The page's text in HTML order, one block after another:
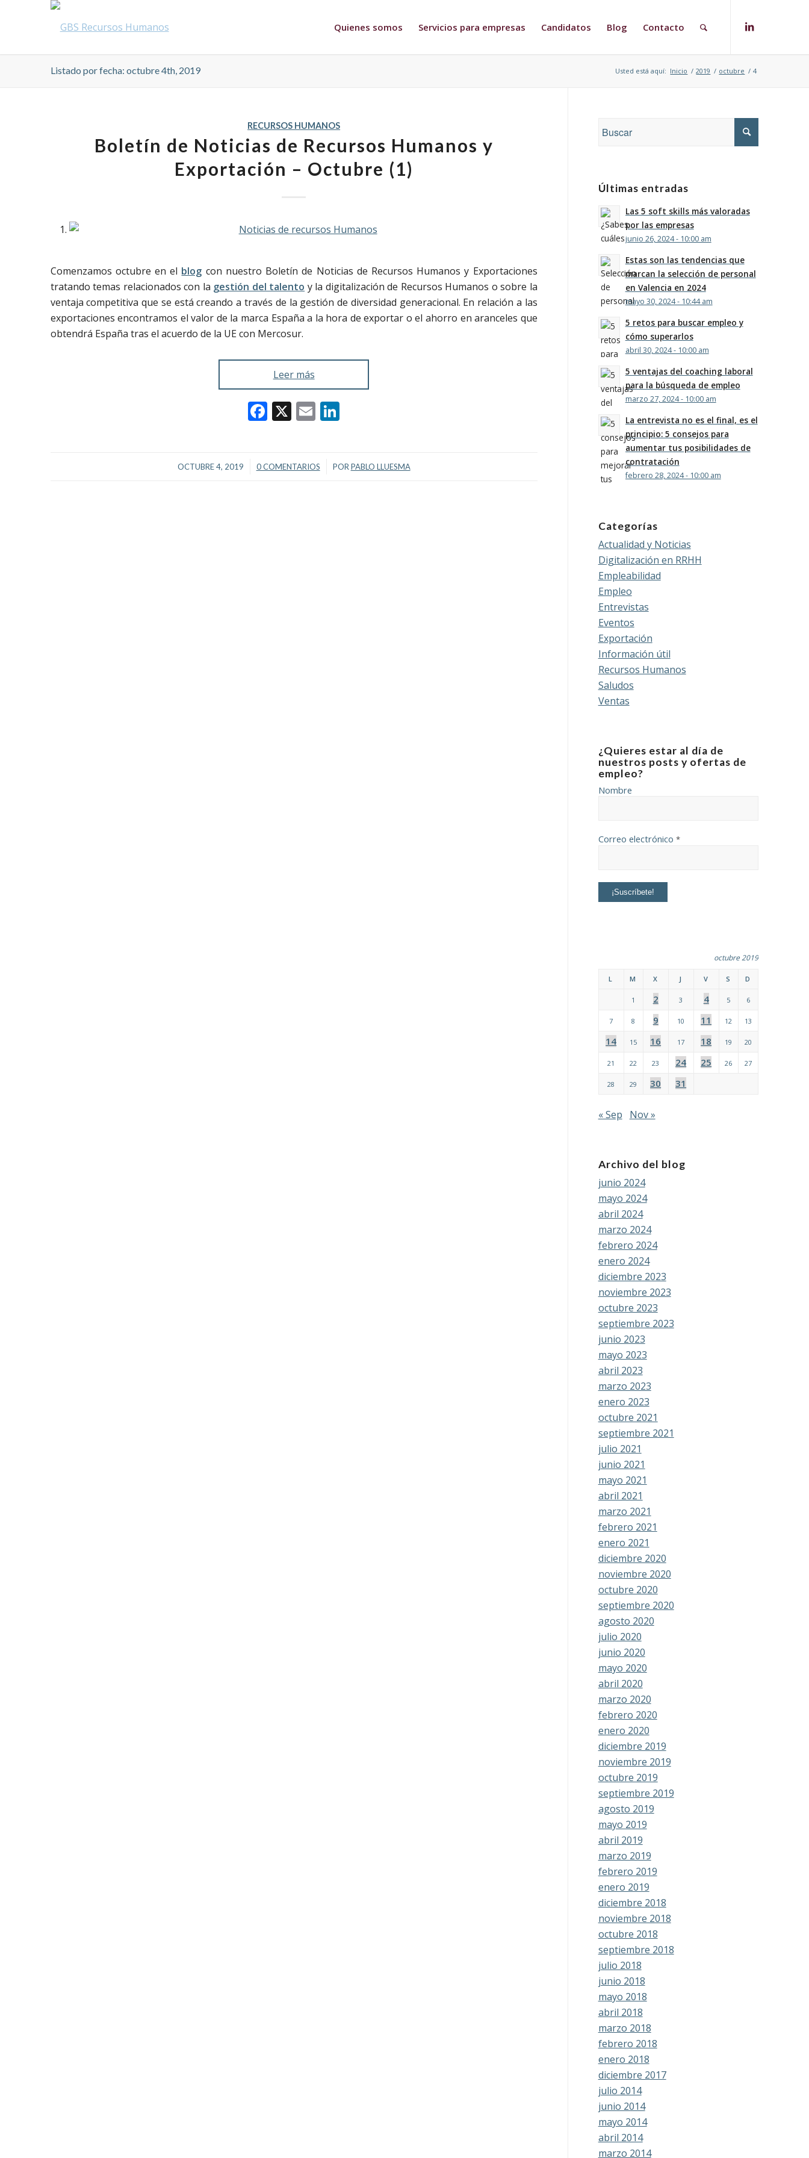
Quienes somos Servicios para empresas Candidatos Blog Contacto
Listado por fecha: octubre 4th, 2019 Usted está aquí: Inicio / 2019 / octubre / 4
RECURSOS HUMANOS
Boletín de Noticias de Recursos Humanos y
Exportación – Octubre (1)
Comenzamos octubre en el blog con nuestro Boletín de Noticias de Recursos Humanos y Exportaciones
tratando temas relacionados con la gestión del talento y la digitalización de Recursos Humanos o sobre la
ventaja competitiva que se está creando a través de la gestión de diversidad generacional. En relación a las
exportaciones encontramos el valor de la marca España a la hora de exportar o el ahorro en aranceles que
obtendrá España tras el acuerdo de la UE con Mercosur.
Leer más
Facebook
X Email
OCTUBRE 4, 2019
/ 0 COMENTARIOS
/ POR PABLO LLUESMA
Últimas entradas
Las 5 soft skills más valoradas
por las empresas
junio 26, 2024 - 10:00 am
Estas son las tendencias que
marcan la selección de personal
en Valencia en 2024
mayo 30, 2024 - 10:44 am
5 retos para buscar empleo y
cómo superarlos
abril 30, 2024 - 10:00 am
5 ventajas del coaching laboral
para la búsqueda de empleo
marzo 27, 2024 - 10:00 am
La entrevista no es el final, es el
principio: 5 consejos para
aumentar tus posibilidades de
contratación
febrero 28, 2024 - 10:00 am
Categorías
Actualidad y Noticias
Digitalización en RRHH
Empleabilidad
Empleo
Entrevistas
Eventos
Exportación
Información útil
Recursos Humanos
Saludos
Ventas
¿Quieres estar al día de
nuestros posts y ofertas de
empleo?
Nombre
Correo electrónico *
octubre 2019
L M X J V S D
1 2 3 4 5 6
7 8 9 10 11 12 13
14 15 16 17 18 19 20
21 22 23 24 25 26 27
28 29 30 31
« Sep Nov »
Archivo del blog
junio 2024
mayo 2024
abril 2024
marzo 2024
febrero 2024
enero 2024
diciembre 2023
noviembre 2023
octubre 2023
septiembre 2023
junio 2023
mayo 2023
abril 2023
marzo 2023
enero 2023
octubre 2021
septiembre 2021
julio 2021
junio 2021
mayo 2021
abril 2021
marzo 2021
febrero 2021
enero 2021
diciembre 2020
noviembre 2020
octubre 2020
septiembre 2020
agosto 2020
julio 2020
junio 2020
mayo 2020
abril 2020
marzo 2020
febrero 2020
enero 2020
diciembre 2019
noviembre 2019
octubre 2019
septiembre 2019
agosto 2019
mayo 2019
abril 2019
marzo 2019
febrero 2019
enero 2019
diciembre 2018
noviembre 2018
octubre 2018
septiembre 2018
julio 2018
junio 2018
mayo 2018
abril 2018
marzo 2018
febrero 2018
enero 2018
diciembre 2017
julio 2014
junio 2014
mayo 2014
abril 2014
marzo 2014